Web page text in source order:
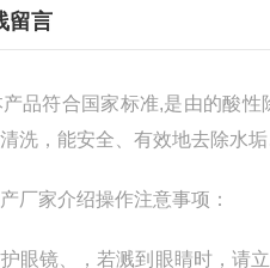
留言
符合国家标准,是由的酸性
洗，能安全、有效地去除水
家介绍操作注意事项：
镜、，若溅到眼睛时，请立